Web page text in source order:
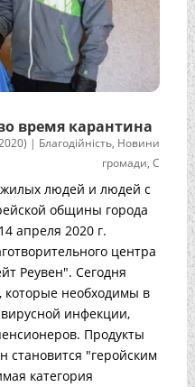
время карантина
| Благодійність, Новини
громади,С
людей и людей с
общины города
апреля 2020 г.
центра
Реувен". Сегодня
необходимы в
инфекции,
Продукты
становится "геройским
категория